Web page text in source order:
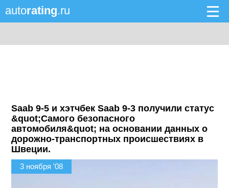
autorating.ru
Saab 9-5 и хэтчбек Saab 9-3 получили статус
&quot;Самого безопасного
автомобиля&quot; на основании данных о
дорожно-транспортных происшествиях в
Швеции.
3 ноября '08